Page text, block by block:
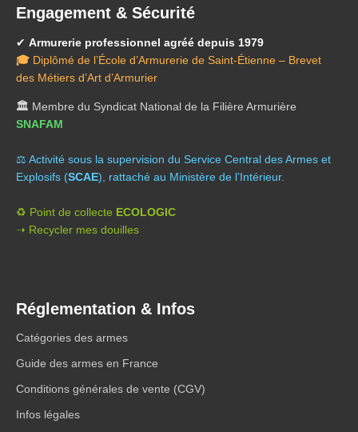
Engagement & Sécurité
✔ Armurerie professionnel agréé depuis 1979
🎓 Diplômé de l’École d’Armurerie de Saint-Étienne – Brevet
des Métiers d’Art d’Armurier
🏛️ Membre du Syndicat National de la Filière Armurière
SNAFAM
⚖️ Activité sous la supervision du Service Central des Armes et
Explosifs (SCAE), rattaché au Ministère de l’Intérieur.
♻️ Point de collecte ECOLOGIC
➝ Recycler mes douilles
Réglementation & Infos
Catégories des armes
Guide des armes en France
Conditions générales de vente (CGV)
Infos légales